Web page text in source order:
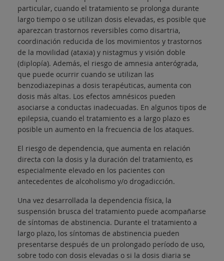
particular, cuando el tratamiento se prolonga durante
largo tiempo o se utilizan dosis elevadas, es posible que
aparezcan trastornos reversibles como disartria,
coordinación reducida de los movimientos y trastornos
de la movilidad (ataxia) y nistagmus y visión doble
(diplopía). Además, el riesgo de amnesia anterógrada,
que puede ocurrir cuando se utilizan las
benzodiazepinas a dosis terapéuticas, aumenta con
dosis más altas. Los efectos amnésicos pueden
asociarse a conductas inadecuadas. En algunos tipos de
epilepsia, cuando el tratamiento es a largo plazo es
posible un aumento en la frecuencia de los ataques.
El riesgo de dependencia, que aumenta en relación
directa con la dosis y la duración del tratamiento, es
especialmente elevado en los pacientes con
antecedentes de alcoholismo y/o drogadicción.
Una vez desarrollada la dependencia física, la
suspensión brusca del tratamiento puede acompañarse
de síntomas de abstinencia. Durante el tratamiento a
largo plazo, los síntomas de abstinencia pueden
presentarse después de un prolongado período de uso,
sobre todo con dosis elevadas o si la dosis diaria se